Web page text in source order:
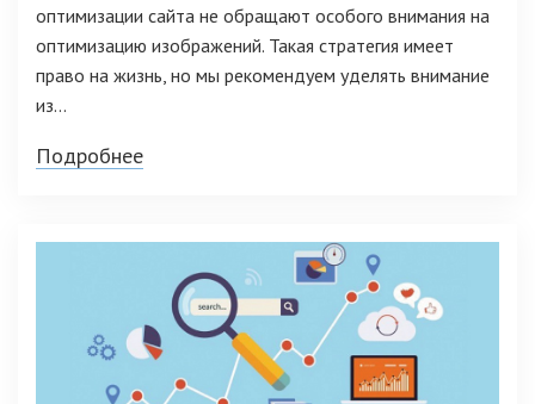
оптимизации сайта не обращают особого внимания на
оптимизацию изображений. Такая стратегия имеет
право на жизнь, но мы рекомендуем уделять внимание
из...
Подробнее